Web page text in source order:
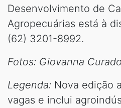
Desenvolvimento de
Agropecuárias está à
(62) 3201-8992.
Fotos: Giovanna Curado
Legenda: Nova edição
vagas e inclui